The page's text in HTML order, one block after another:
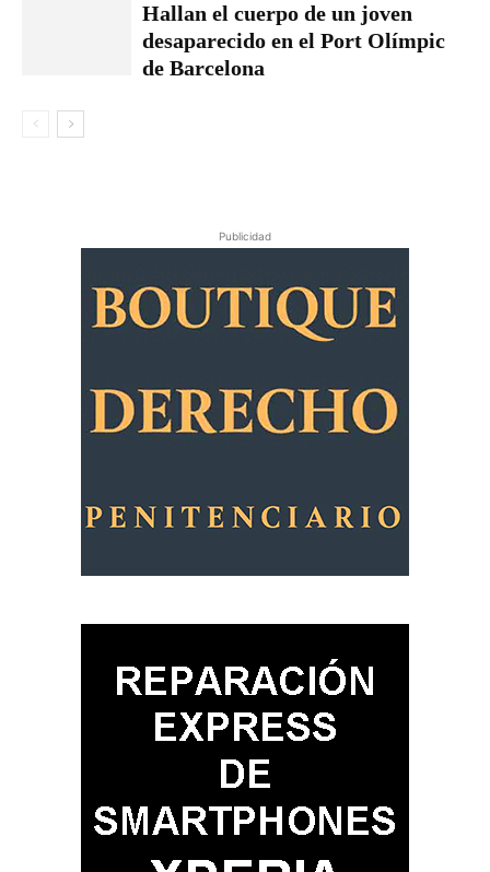
Hallan el cuerpo de un joven
desaparecido en el Port Olímpic
de Barcelona
Publicidad